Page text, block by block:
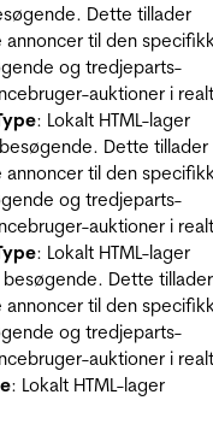
Dette tillader
til den
og tredjeparts-
auktioner i
: Lokalt HTML-lager
Dette tillader
til den
og tredjeparts-
auktioner i
: Lokalt HTML-lager
Dette tillader
til den
og tredjeparts-
auktioner i
: Lokalt HTML-lager